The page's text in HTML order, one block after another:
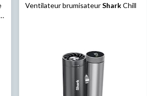
Ventilateur brumisateurSharkChill